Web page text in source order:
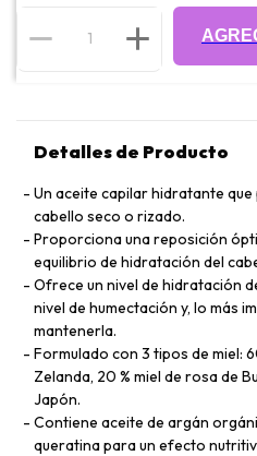
Detalles de Producto
Un aceite capilar hidratante
cabello seco o rizado.
Proporciona una reposición
equilibrio de hidratación del
Ofrece un nivel de hidratación
nivel de humectación y, lo más
mantenerla.
Formulado con 3 tipos de miel:
Zelanda, 20 % miel de rosa de
Japón.
Contiene aceite de argán
queratina para un efecto